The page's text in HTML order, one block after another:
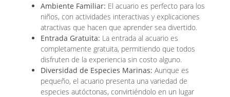
Ambiente Familiar: El acuario es perfecto para los
niños, con actividades interactivas y explicaciones
atractivas que hacen que aprender sea divertido.
Entrada Gratuita: La entrada al acuario es
completamente gratuita, permitiendo que todos
disfruten de la experiencia sin costo alguno.
Diversidad de Especies Marinas: Aunque es
pequeño, el acuario presenta una variedad de
especies autóctonas, convirtiéndolo en un lugar